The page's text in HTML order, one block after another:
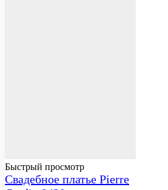
Быстрый просмотр
Свадебное платье Pierre